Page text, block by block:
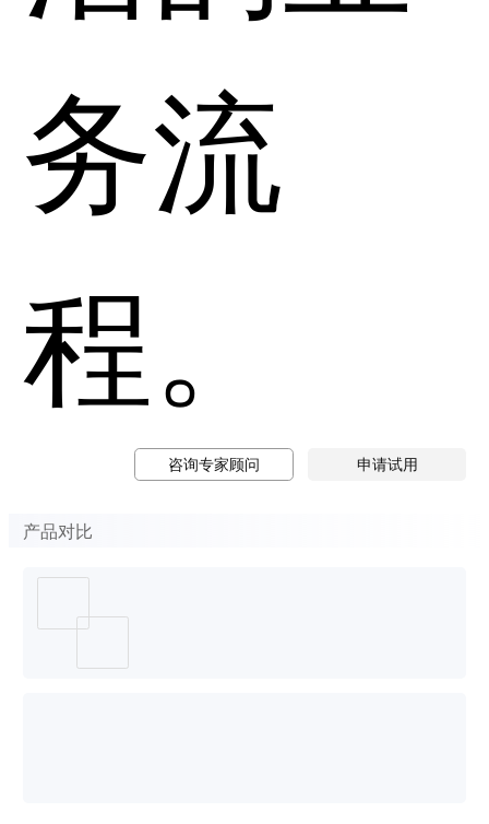
务流
程。
咨询专家顾问 申请试用
产品对比